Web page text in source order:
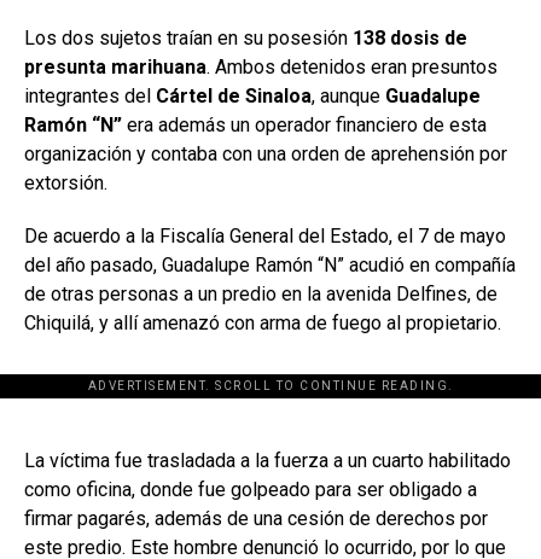
Los dos sujetos traían en su posesión 138 dosis de
presunta marihuana. Ambos detenidos eran presuntos
integrantes del Cártel de Sinaloa, aunque Guadalupe
Ramón “N” era además un operador financiero de esta
organización y contaba con una orden de aprehensión por
extorsión.
De acuerdo a la Fiscalía General del Estado, el 7 de mayo
del año pasado, Guadalupe Ramón “N” acudió en compañía
de otras personas a un predio en la avenida Delfines, de
Chiquilá, y allí amenazó con arma de fuego al propietario.
ADVERTISEMENT. SCROLL TO CONTINUE READING.
[adsforwp id="243463"]
La víctima fue trasladada a la fuerza a un cuarto habilitado
como oficina, donde fue golpeado para ser obligado a
firmar pagarés, además de una cesión de derechos por
este predio. Este hombre denunció lo ocurrido, por lo que